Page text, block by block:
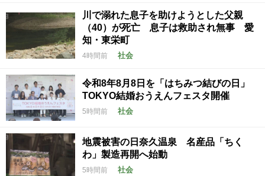
川で溺れた息子を助けようとした父親
（40）が死亡 息子は救助され無事 愛
知・東栄町
4時間前 社会
令和8年8月8日を「はちみつ結びの日」
TOKYO結婚おうえんフェスタ開催
5時間前 社会
地震被害の日奈久温泉 名産品「ちく
わ」製造再開へ始動
5時間前 社会